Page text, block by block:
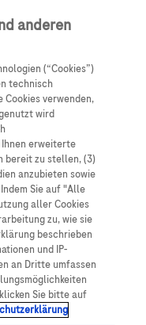
0
Artikel
für:
anderen
(“Cookies”)
technisch
Cookies verwenden,
wird
erweiterte
bereit zu stellen, (3)
anzubieten sowie
Sie auf "Alle
aller Cookies
zu, wie sie
beschrieben
und IP-
an Dritte umfassen
Sie bitte auf